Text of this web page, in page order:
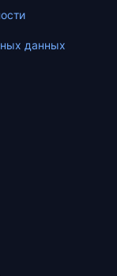
данных